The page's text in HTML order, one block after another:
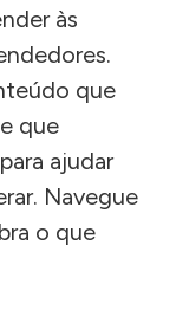
às
que
que
ajudar
Navegue
o que